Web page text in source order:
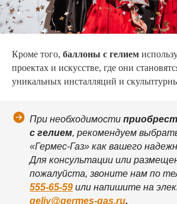
Кроме того, баллоны с гелием
проектах и искусстве, где они
уникальных инсталляций и
При необходимости
с гелием, рекомендуем
«Гермес-Газ» как вашего
Для консультации или
пожалуйста, звоните нам по
555-65-59 или напишите на
geliy@germes-gas.ru.